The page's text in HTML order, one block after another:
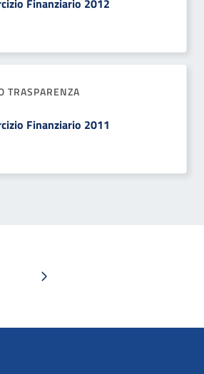
Finanziario 2012
TRASPARENZA
Finanziario 2011
Pagina successiva